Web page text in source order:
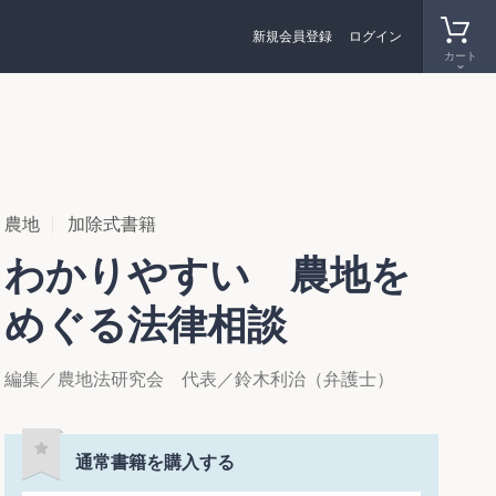
新規会員登録 ログイン
カート
農地 加除式書籍
わかりやすい 農地を
めぐる法律相談
編集／農地法研究会 代表／鈴木利治（弁護士）
通常書籍を購入する